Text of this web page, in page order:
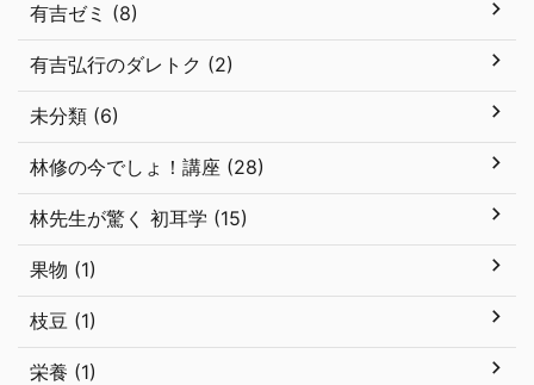
有吉ゼミ (8)
有吉弘行のダレトク (2)
未分類 (6)
林修の今でしょ！講座 (28)
林先生が驚く 初耳学 (15)
果物 (1)
枝豆 (1)
栄養 (1)